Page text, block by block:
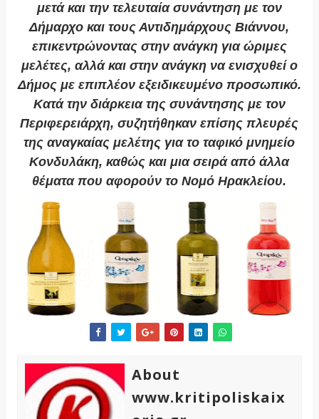
μετά και την τελευταία συνάντηση με τον
Δήμαρχο και τους Αντιδημάρχους Βιάννου,
επικεντρώνοντας στην ανάγκη για ώριμες
μελέτες, αλλά και στην ανάγκη να ενισχυθεί ο
Δήμος με επιπλέον εξειδικευμένο προσωπικό.
Κατά την διάρκεια της συνάντησης με τον
Περιφερειάρχη, συζητήθηκαν επίσης πλευρές
της αναγκαίας μελέτης για το ταφικό μνημείο
Κονδυλάκη, καθώς και μια σειρά από άλλα
θέματα που αφορούν το Νομό Ηρακλείου.
About
www.kritipoliskaix